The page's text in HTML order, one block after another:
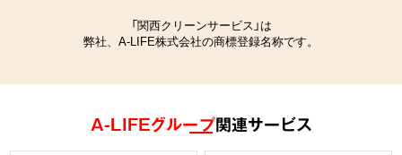
「関西クリーンサービス」は
弊社、A-LIFE株式会社の商標登録名称です。
A-LIFEグループ関連サービス